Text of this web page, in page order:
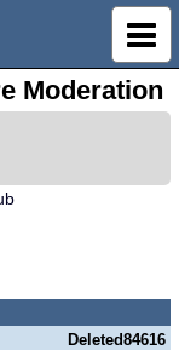
Moderation
Deleted84616